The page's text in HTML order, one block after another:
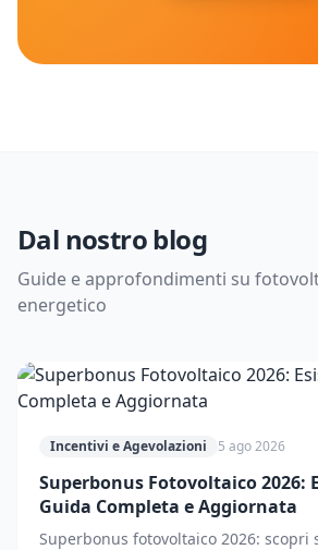
Dal nostro blog
Guide e approfondimenti su
energetico
Incentivi e Agevolazioni 5 ago 2026
Superbonus Fotovoltaico 2026:
Guida Completa e Aggiornata
Superbonus fotovoltaico 2026: scopri